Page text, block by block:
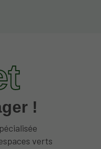
!
verts